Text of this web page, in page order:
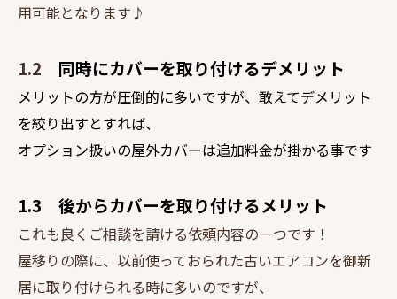
用可能となります♪
1.2 同時にカバーを取り付けるデメリット
メリットの方が圧倒的に多いですが、敢えてデメリット
を絞り出すとすれば、
オプション扱いの屋外カバーは追加料金が掛かる事です
1.3 後からカバーを取り付けるメリット
これも良くご相談を請ける依頼内容の一つです！
屋移りの際に、以前使っておられた古いエアコンを御新
居に取り付けられる時に多いのですが、